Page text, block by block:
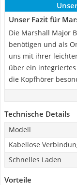
Unser Fazit für
Die Marshall Major
benötigen und als
uns mit ihrer
über ein
die Kopfhörer
Technische Details
Modell
Kabellose
Schnelles Laden
Vorteile